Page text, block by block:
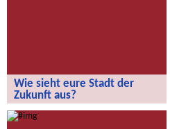
Wie sieht eure Stadt der
Zukunft aus?
Wie sieht eure Stadt der Zukunft aus?